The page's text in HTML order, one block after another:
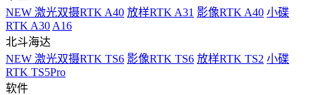
NEW 激光双摄RTK A40 放样RTK A31 影像RTK A40 小碟
RTK A30 A16
北斗海达
NEW 激光双摄RTK TS6 影像RTK TS6 放样RTK TS2 小碟
RTK TS5Pro
软件